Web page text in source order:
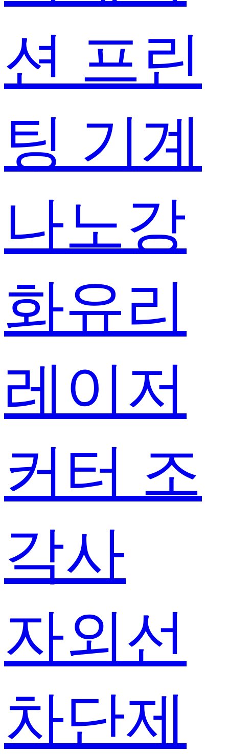
션 프린
팅 기계
나노강
화유리
레이저
커터 조
각사
자외선
차단제